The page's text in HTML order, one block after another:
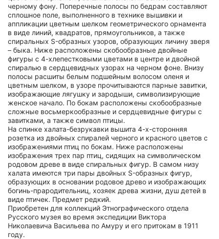
черному фону. Поперечные полосы по бедрам составляют
сплошное поле, выполненного в технике вышивки и
аппликации цветным шелком геометрического орнамента
в виде линий, квадратов, прямоугольников, а также
спиральных S-образных узоров, образующих личину зверя
– быка. Ниже расположены скобообразные двойные
фигуры с 4-хлепестковыми цветами в центре и двойной
спиралью в сердцевидных узорах на черном фоне. Внизу
полосы расшиты белым подшейным волосом оленя и
цветным шелком, в узоре прочитываются парные завитки,
изображающие лягушку и зародыши, символизирующие
женское начало. По бокам расположены скобообразные
сложные восьмеркообразные и сердцевидные фигуры с
завитками, а также символ птицы.
На спинке халата-безрукавки вышита 4-х-сторонняя
розетка из двойных спиралей черного и красного цветов с
изображениями птиц по бокам. Ниже расположены
изображения трех пар птиц, сидящих на символическом
родовом древе в виде спиральных фигур. В самом низу
халата имеются три пары двойных S-образных фигур,
образующих в основании родовое древо и изображающих
богинь-прародительниц, хозяек древа жизни, душ детей в
виде птичек. Предмет редкий.
Приобретен для коллекций Этнографического отдела
Русского музея во время экспедиции Виктора
Николаевича Васильева по Амуру и его притокам в 1911
году.